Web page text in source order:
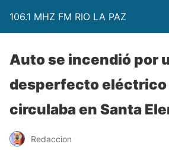
106.1 MHZ FM RIO LA PAZ
Auto se incendió por
desperfecto eléctrico
circulaba en Santa
Redaccion